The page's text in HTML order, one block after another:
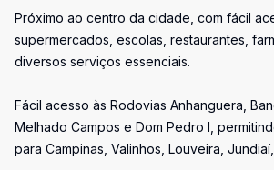
Próximo ao centro da cidade, com fácil
supermercados, escolas, restaurantes,
diversos serviços essenciais.
Fácil acesso às Rodovias Anhanguera,
Melhado Campos e Dom Pedro I,
para Campinas, Valinhos, Louveira,